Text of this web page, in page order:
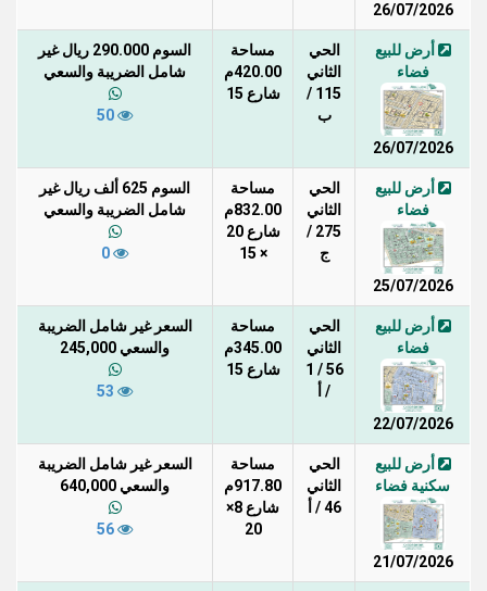
26/07/2026
أرض للبيع
فضاء
26/07/2026
الحي
الثاني
115 /
ب
مساحة
420.00م
شارع 15
السوم 290.000 ريال غير
شامل الضريبة والسعي
أرض للبيع
فضاء
25/07/2026
الحي
الثاني
275 /
ج
مساحة
832.00م
شارع 20
× 15
السوم 625 ألف ريال غير
شامل الضريبة والسعي
أرض للبيع
فضاء
22/07/2026
الحي
الثاني
56 / 1
/ أ
مساحة
345.00م
شارع 15
السعر غير شامل الضريبة
والسعي 245,000
أرض للبيع
سكنية فضاء
21/07/2026
الحي
الثاني
46 / أ
مساحة
917.80م
شارع 8×
20
السعر غير شامل الضريبة
والسعي 640,000